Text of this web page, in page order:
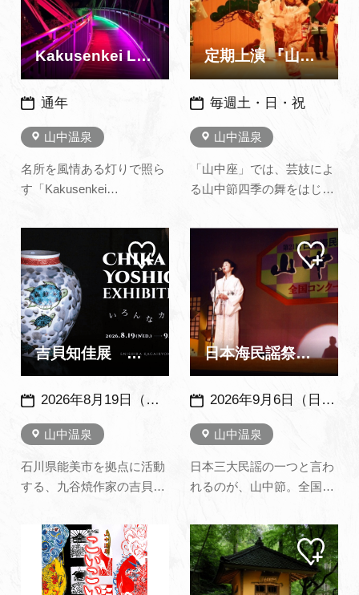
す。昨年に続く2回目の個
展となる本展で、繊細で美
しいガラス作品の世界をお
楽しみく…
しかない風情あるひととき
をお過ごしください。 さら
に、山中出身の和の鉄人…
Kakusenkei Light
山中温泉
通年
名所を風情ある灯りで照ら
す「Kakusenkei
公園内が九谷五彩をイメー
ジした色合いで幻想的にラ
イトアップされ、夜のまち
歩きがさらに楽しめます。
山中温泉の新しいインスタ
映えスポットです！（山中
温泉観光協会ホームページ
定期上演 『山中節 四季の舞』
山中温泉
毎週土・日・祝
「山中座」では、芸妓によ
る山中節四季の舞をはじめ
ただけます。 演目にはお客
様が参加できるものもあり
ます。また、上演後には芸
妓と写真撮影もできます！
ぜひ艶やかな舞と唄をご堪
能下さい。
吉貝知佳展 いろんなカタチ ～ 加賀依緑園 ～
山中温泉
2026年8月19日（水）～9月16日（水）
石川県能美市を拠点に活動
する、九谷焼作家の吉貝知
緑園（加賀市）にて開催い
たします。染付けと和絵具
で上絵を施した酒器、器
類、ロクロ成形で制作した
マイ
ペー
ジに
追加
日本海民謡祭山中節全国コンクール
山中温泉
2026年9月6日（日）予定 ※例年：9月の第1日曜日に開催 ※
日本三大民謡の一つと言わ
れるのが、山中節。全国の
指し競い合います。ご見学
は無料です。ぜひご覧くだ
さい。大会への参加は事前
申し込みが必要です。山中
マイ
ペー
ジに
追加
マイ
ペー
ジに
追加
マイ
ペー
ジに
追加